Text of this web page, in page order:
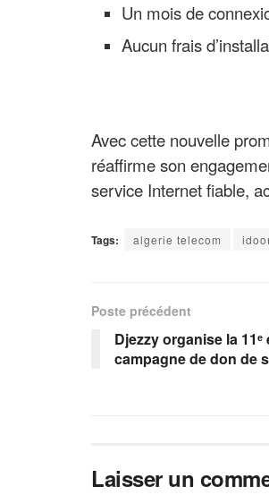
Un mois de
Aucun frais
Avec cette nouvelle
réaffirme son
service Internet fiable,
Tags: algerie telecom
Poste précédent
Djezzy organise la
campagne de don de
Laisser un